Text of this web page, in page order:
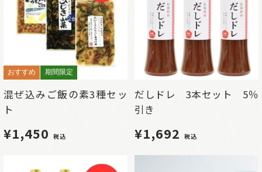
おすすめ 期間限定
混ぜ込みご飯の素3種セッ
ト
¥1,450 税込
だしドレ 3本セット 5％
引き
¥1,692 税込